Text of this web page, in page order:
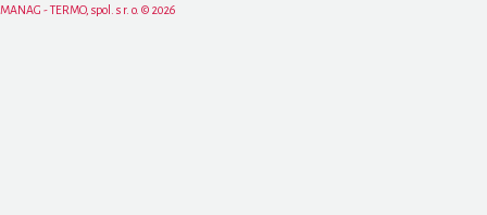
MANAG - TERMO, spol. s r. o. © 2026